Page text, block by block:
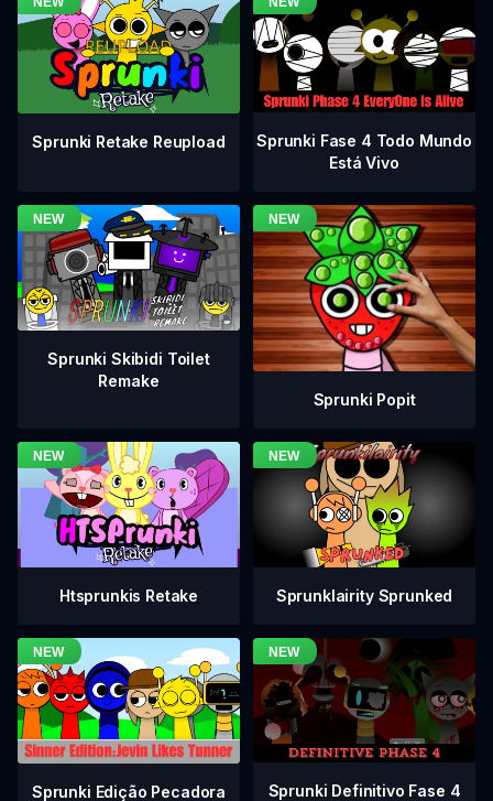
Sprunki Retake Reupload
Sprunki Fase 4 Todo Mundo
Está Vivo
Sprunki Skibidi Toilet
Remake
Sprunki Popit
Htsprunkis Retake Sprunklairity Sprunked
Sprunki Edição Pecadora Sprunki Definitivo Fase 4